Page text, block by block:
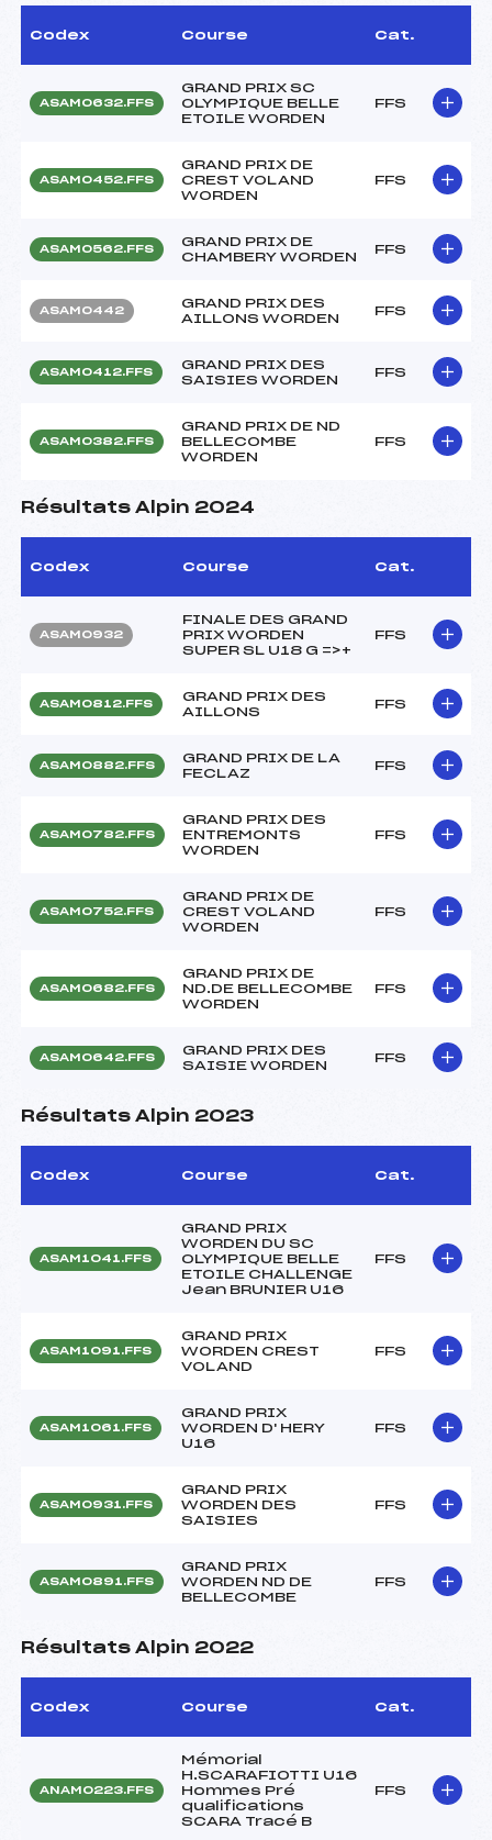
Codex Course Cat.
ASAM0632.FFS
GRAND PRIX SC
OLYMPIQUE BELLE
ETOILE WORDEN
FFS
ASAM0452.FFS
GRAND PRIX DE
CREST VOLAND
WORDEN
FFS
ASAM0562.FFS
GRAND PRIX DE
CHAMBERY WORDEN
FFS
ASAM0442
GRAND PRIX DES
AILLONS WORDEN
FFS
ASAM0412.FFS
GRAND PRIX DES
SAISIES WORDEN
FFS
ASAM0382.FFS
GRAND PRIX DE ND
BELLECOMBE
WORDEN
FFS
Résultats Alpin 2024
Codex Course Cat.
ASAM0932
FINALE DES GRAND
PRIX WORDEN
SUPER SL U18 G =>+
FFS
ASAM0812.FFS
GRAND PRIX DES
AILLONS
FFS
ASAM0882.FFS
GRAND PRIX DE LA
FECLAZ
FFS
ASAM0782.FFS
GRAND PRIX DES
ENTREMONTS
WORDEN
FFS
ASAM0752.FFS
GRAND PRIX DE
CREST VOLAND
WORDEN
FFS
ASAM0682.FFS
GRAND PRIX DE
ND.DE BELLECOMBE
WORDEN
FFS
ASAM0642.FFS
GRAND PRIX DES
SAISIE WORDEN
FFS
Résultats Alpin 2023
Codex Course Cat.
ASAM1041.FFS
GRAND PRIX
WORDEN DU SC
OLYMPIQUE BELLE
ETOILE CHALLENGE
Jean BRUNIER U16
FFS
ASAM1091.FFS
GRAND PRIX
WORDEN CREST
VOLAND
FFS
ASAM1061.FFS
GRAND PRIX
WORDEN D' HERY
U16
FFS
ASAM0931.FFS
GRAND PRIX
WORDEN DES
SAISIES
FFS
ASAM0891.FFS
GRAND PRIX
WORDEN ND DE
BELLECOMBE
FFS
Résultats Alpin 2022
Codex Course Cat.
ANAM0223.FFS
Mémorial
H.SCARAFIOTTI U16
Hommes Pré
qualifications
SCARA Tracé B
FFS